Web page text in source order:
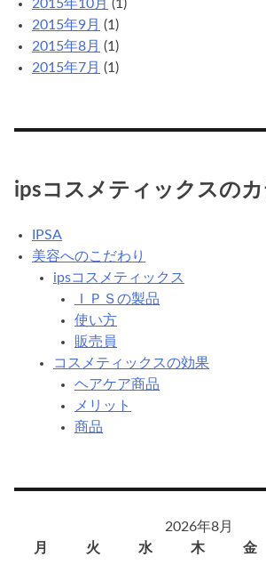
2015年10月 (1)
2015年9月 (1)
2015年8月 (1)
2015年7月 (1)
ipsコスメティックスのカ
IPSA
美容へのこだわり
ipsコスメティックス
ＩＰＳの製品
使い方
販売員
コスメティックスの効果
ヘアケア商品
メリット
商品
2026年8月
月
火 水 木 金